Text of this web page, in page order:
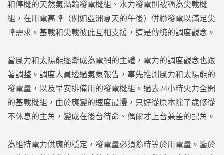
和停機的天然氣渦輪發電機組、水力發電則被稱為尖載機
組，在用電高峰（例如亞洲夏天的午後）併聯發電以滿足尖
峰需求。基載和尖載彼此互相支援，這是傳統的調度觀念。
當風力和太陽能逐漸成為電網的主體，電力的調度觀念也跟
著調整。調度人員透過氣象報告，事先推測風力和太陽能的
發電量，以及早安排備用的發電機組。過去24小時火力全開
的基載機組，由於應變的速度最慢，只好從原本除了歲修從
不休息的主角，變成在後台待命、偶爾才上台兼差的配角。
為維持電力供應的穩定，發電量必須隨時等於用電量。鑒於